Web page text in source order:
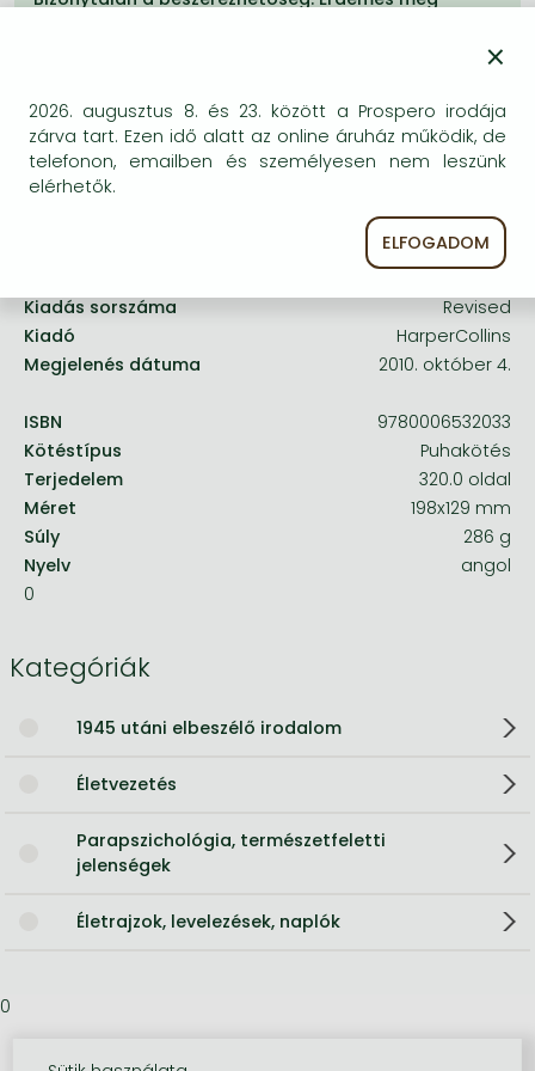
Frieren manga
Kiadás sorszáma
Revised
Kiadó
HarperCollins
Megjelenés dátuma
2010. október 4.
ISBN
9780006532033
Kötéstípus
Puhakötés
Terjedelem
320.0 oldal
Méret
198x129 mm
Súly
286 g
Nyelv
angol
0
Kategóriák
1945 utáni elbeszélő irodalom
Életvezetés
Parapszichológia, természetfeletti
jelenségek
Életrajzok, levelezések, naplók
0
×
2026. augusztus 8. és 23. között a Prospero irodája
zárva tart. Ezen idő alatt az online áruház működik, de
telefonon, emailben és személyesen nem leszünk
elérhetők.
ELFOGADOM